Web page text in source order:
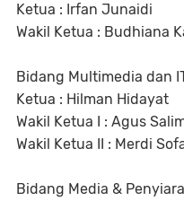
Ketua : Irfan Junaidi
Wakil Ketua : Budhiana
Bidang Multimedia dan
Ketua : Hilman Hidayat
Wakil Ketua I : Agus
Wakil Ketua II : Merdi
Bidang Media &